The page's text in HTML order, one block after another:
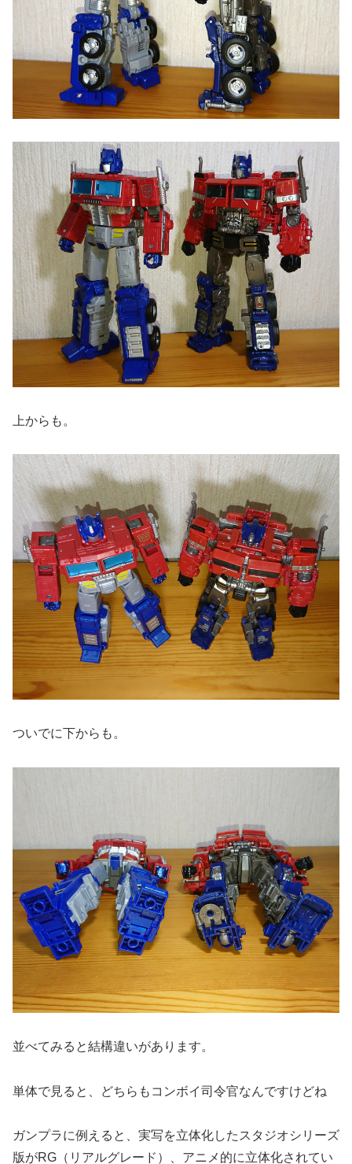
上からも。
ついでに下からも。
並べてみると結構違いがあります。
単体で見ると、どちらもコンボイ司令官なんですけどね
ガンプラに例えると、実写を立体化したスタジオシリーズ
版がRG（リアルグレード）、アニメ的に立体化されてい